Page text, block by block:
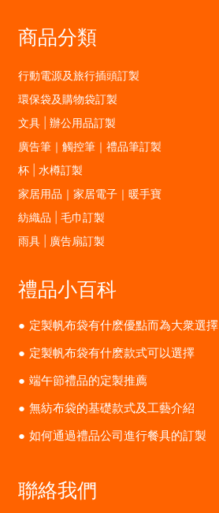
商品分類
行動電源及旅行插頭訂製
環保袋及購物袋訂製
文具 | 辦公用品訂製
廣告筆｜觸控筆｜禮品筆訂製
杯 | 水樽訂製
家居用品｜家居電子｜暖手寶
紡織品 | 毛巾訂製
雨具 | 廣告扇訂製
禮品小百科
定製帆布袋有什麽優點而為大衆選擇
定製帆布袋有什麽款式可以選擇
端午節禮品的定製推薦
無紡布袋的基礎款式及工藝介紹
如何通過禮品公司進行餐具的訂製
聯絡我們